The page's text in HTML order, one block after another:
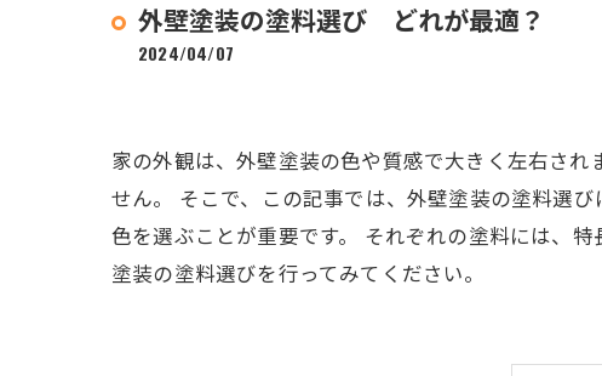
外壁塗装の塗料選び どれが最適？
2024/04/07
家の外観は、外壁塗装の色や質感で大きく左右さ
せん。 そこで、この記事では、外壁塗装の塗料選
色を選ぶことが重要です。 それぞれの塗料には、
塗装の塗料選びを行ってみてください。